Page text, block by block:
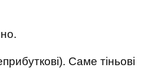
Саме тіньові